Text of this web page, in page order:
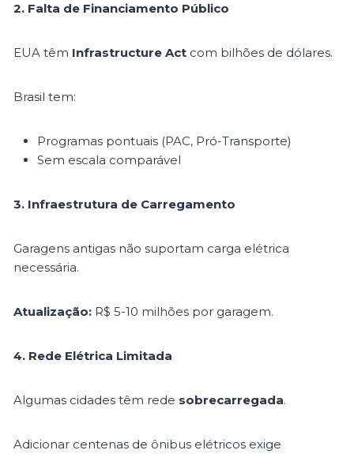
2. Falta de Financiamento Público
EUA têm Infrastructure Act com bilhões de dólares.
Brasil tem:
Programas pontuais (PAC, Pró-Transporte)
Sem escala comparável
3. Infraestrutura de Carregamento
Garagens antigas não suportam carga elétrica
necessária.
Atualização: R$ 5-10 milhões por garagem.
4. Rede Elétrica Limitada
Algumas cidades têm rede sobrecarregada.
Adicionar centenas de ônibus elétricos exige